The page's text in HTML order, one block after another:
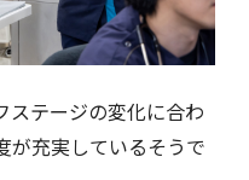
ステージの変化に合わ
が充実しているそうで